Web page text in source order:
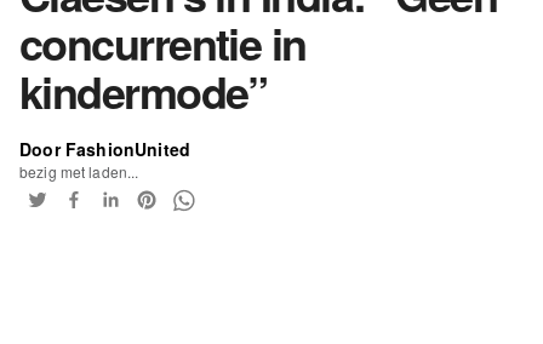
concurrentie in
kindermode”
Door FashionUnited
bezig met laden...